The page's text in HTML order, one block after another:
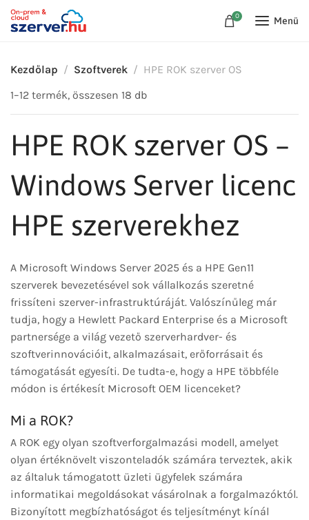
0 Menü
Kezdőlap Szoftverek
HPE ROK szerver OS
1–12 termék, összesen 18 db
HPE ROK szerver OS –
Windows Server licenc
HPE szerverekhez
A Microsoft Windows Server 2025 és a HPE Gen11
szerverek bevezetésével sok vállalkozás szeretné
frissíteni szerver-infrastruktúráját. Valószínűleg már
tudja, hogy a Hewlett Packard Enterprise és a Microsoft
partnersége a világ vezető szerverhardver- és
szoftverinnovációit, alkalmazásait, erőforrásait és
támogatását egyesíti. De tudta-e, hogy a HPE többféle
módon is értékesít Microsoft OEM licenceket?
Mi a ROK?
A ROK egy olyan szoftverforgalmazási modell, amelyet
olyan értéknövelt viszonteladók számára terveztek, akik
az általuk támogatott üzleti ügyfelek számára
informatikai megoldásokat vásárolnak a forgalmazóktól.
Bizonyított megbízhatóságot és teljesítményt kínál